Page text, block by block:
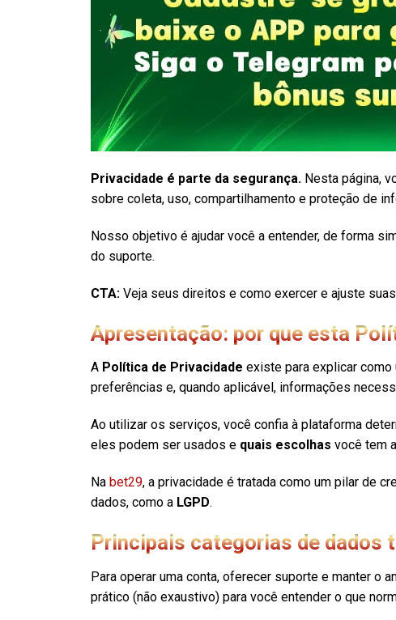
Privacidade é parte da segurança. Nesta página,
sobre coleta, uso, compartilhamento e proteção de
Nosso objetivo é ajudar você a entender, de forma
do suporte.
CTA: Veja seus direitos e como exercer e ajuste
Apresentação: por que esta
A Política de Privacidade existe para explicar
preferências e, quando aplicável, informações
Ao utilizar os serviços, você confia à plataforma
eles podem ser usados e quais escolhas você tem
Na bet29, a privacidade é tratada como um pilar de
dados, como a LGPD.
Principais categorias de dados
Para operar uma conta, oferecer suporte e manter o
prático (não exaustivo) para você entender o que